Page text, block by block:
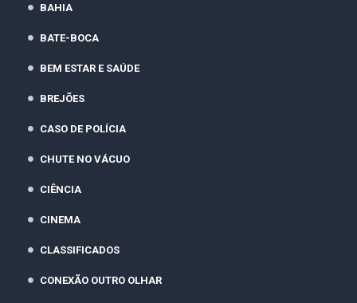
BAHIA
BATE-BOCA
BEM ESTAR E SAÚDE
BREJÕES
CASO DE POLÍCIA
CHUTE NO VÁCUO
CIÊNCIA
CINEMA
CLASSIFICADOS
CONEXÃO OUTRO OLHAR